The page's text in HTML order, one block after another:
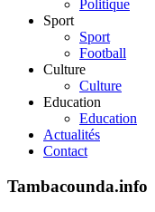
Politique
Sport
Sport
Football
Culture
Culture
Education
Education
Actualités
Contact
Tambacounda.info